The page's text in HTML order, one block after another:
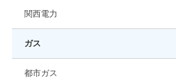
関西電力
ガス
都市ガス